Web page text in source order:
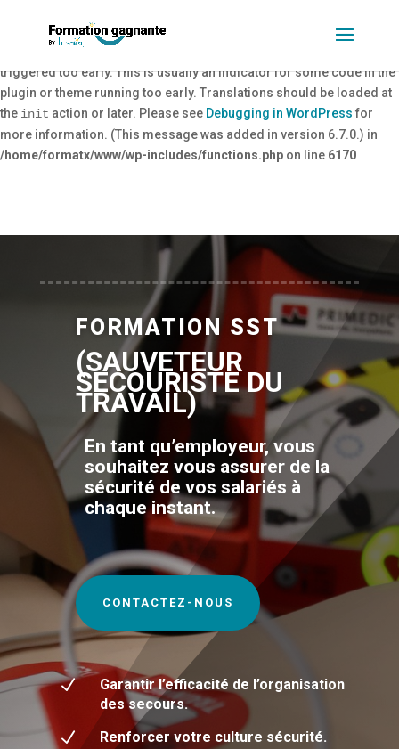
: Function _load_textdomain_just_in_time was called
. Translation loading for the
triggered too early. This is usually an indicator for some code in the
plugin or theme running too early. Translations should be loaded at
the init action or later. Please see Debugging in WordPress for
more information. (This message was added in version 6.7.0.) in
/home/formatx/www/wp-includes/functions.php on line 6170
FORMATION SST
(SAUVETEUR
SECOURISTE DU
TRAVAIL)
En tant qu’employeur, vous
souhaitez vous assurer de la
sécurité de vos salariés à
chaque instant.
CONTACTEZ-NOUS
N
Garantir l’efficacité de l’organisation
des secours.
N Renforcer votre culture sécurité.